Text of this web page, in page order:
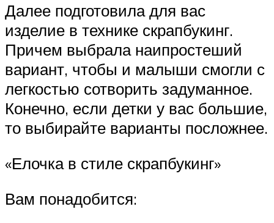
Далее подготовила для вас
изделие в технике скрапбукинг.
Причем выбрала наипростеший
вариант, чтобы и малыши смогли с
легкостью сотворить задуманное.
Конечно, если детки у вас большие,
то выбирайте варианты посложнее.
«Елочка в стиле скрапбукинг»
Вам понадобится: